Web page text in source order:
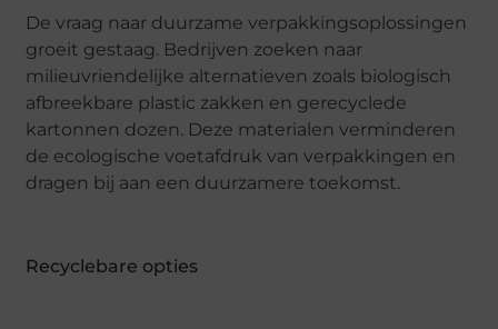
De vraag naar duurzame verpakkingsoplossingen
groeit gestaag. Bedrijven zoeken naar
milieuvriendelijke alternatieven zoals biologisch
afbreekbare plastic zakken en gerecyclede
kartonnen dozen. Deze materialen verminderen
de ecologische voetafdruk van verpakkingen en
dragen bij aan een duurzamere toekomst.
Recyclebare opties